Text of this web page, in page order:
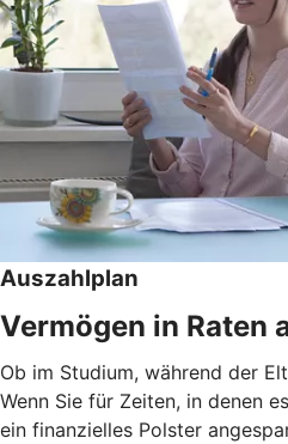
Auszahlplan
Vermögen in Raten
Ob im Studium, während der
Wenn Sie für Zeiten, in denen
ein finanzielles Polster